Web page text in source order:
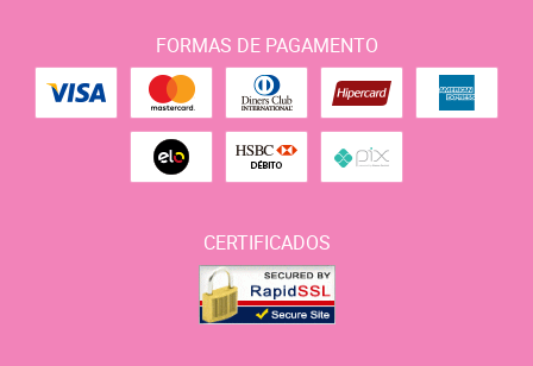
FORMAS DE PAGAMENTO
CERTIFICADOS